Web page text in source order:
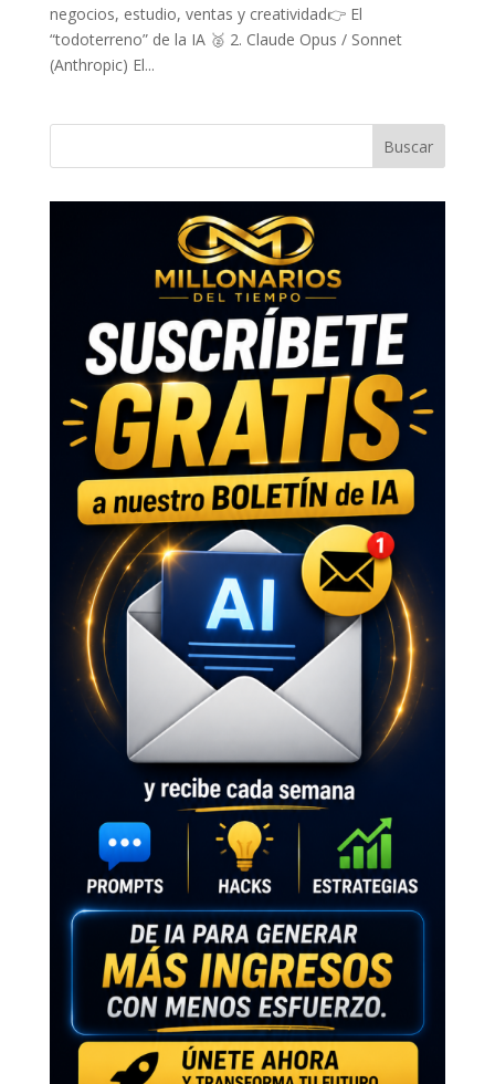
negocios, estudio, ventas y creatividad👉 El
“todoterreno” de la IA 🥈 2. Claude Opus / Sonnet
(Anthropic) El...
Buscar